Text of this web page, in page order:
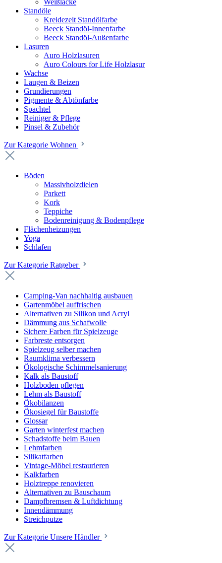
Weißlacke
Standöle
Kreidezeit Standölfarbe
Beeck Standöl-Innenfarbe
Beeck Standöl-Außenfarbe
Lasuren
Auro Holzlasuren
Auro Colours for Life Holzlasur
Wachse
Laugen & Beizen
Grundierungen
Pigmente & Abtönfarbe
Spachtel
Reiniger & Pflege
Pinsel & Zubehör
Zur Kategorie Wohnen
Böden
Massivholzdielen
Parkett
Kork
Teppiche
Bodenreinigung & Bodenpflege
Flächenheizungen
Yoga
Schlafen
Zur Kategorie Ratgeber
Camping-Van nachhaltig ausbauen
Gartenmöbel auffrischen
Alternativen zu Silikon und Acryl
Dämmung aus Schafwolle
Sichere Farben für Spielzeuge
Farbreste entsorgen
Spielzeug selber machen
Raumklima verbessern
Ökologische Schimmelsanierung
Kalk als Baustoff
Holzboden pflegen
Lehm als Baustoff
Ökobilanzen
Ökosiegel für Baustoffe
Glossar
Garten winterfest machen
Schadstoffe beim Bauen
Lehmfarben
Silikatfarben
Vintage-Möbel restaurieren
Kalkfarben
Holztreppe renovieren
Alternativen zu Bauschaum
Dampfbremsen & Luftdichtung
Innendämmung
Streichputze
Zur Kategorie Unsere Händler